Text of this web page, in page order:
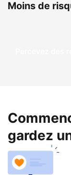
Moins de
Percevez des
gardez